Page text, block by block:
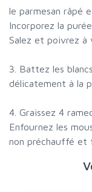
le parmesan râpé
Incorporez la
Salez et poivrez à
3. Battez les
délicatement à la
4. Graissez 4
Enfournez les
non préchauffé et